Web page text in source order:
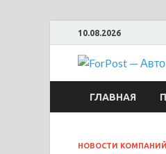
10.08.2026
ГЛАВНАЯ
НОВОСТИ КОМПАНИЙ